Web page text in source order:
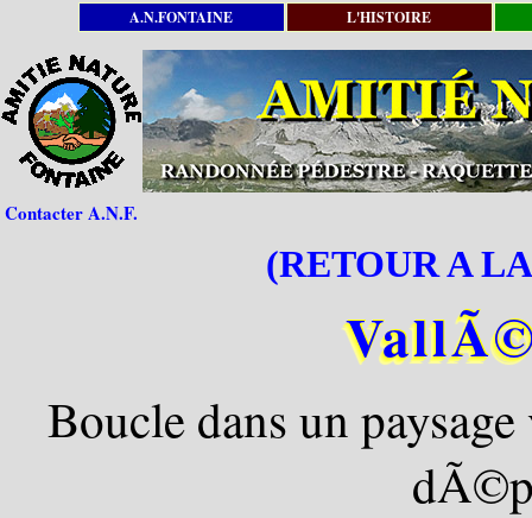
A.N.FONTAINE L'HISTOIRE
Contacter A.N.F.
(RETOUR A
Boucle dans un